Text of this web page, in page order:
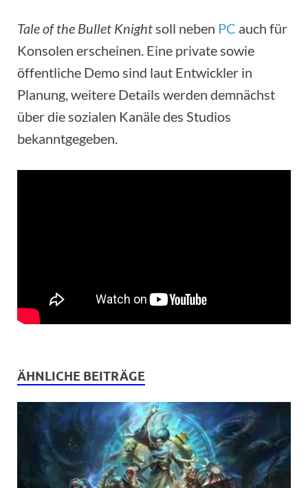
Tale of the Bullet Knightsoll neben PC auch für
Konsolen erscheinen. Eine private sowie
öffentliche Demo sind laut Entwickler in
Planung, weitere Details werden demnächst
über die sozialen Kanäle des Studios
bekanntgegeben.
ÄHNLICHE BEITRÄGE